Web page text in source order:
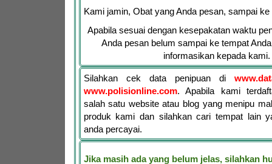
Kami jamin, Obat yang Anda pesan, sampai ke
Apabila sesuai dengan kesepakatan waktu
Anda pesan belum sampai ke tempat
informasikan kepada kami.
Silahkan cek data penipuan di
www.polisionline.com. Apabila kami
salah satu website atau blog yang menipu
produk kami dan silahkan cari tempat lain
anda percayai.
Jika masih ada yang belum jelas, silahkan